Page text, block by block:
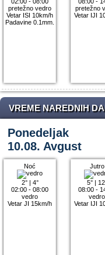
pretežno vedro
Vetar ISI 10km/h
Padavine 0.1mm.
pretežno
Vetar IJI
VREME NAREDNIH
Ponedeljak
10.08. Avgust
Noć
2°| 4°
02:00 - 08:00
vedro
Vetar JI 15km/h
Jutro
5°|
08:00 -
vedro
Vetar IJI